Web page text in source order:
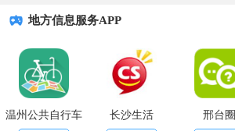
地方信息服务APP
温州公共自行车 长沙生活 邢台圈